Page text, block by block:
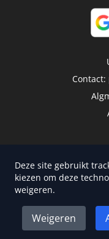
Contact:
Deze site gebruikt
kiezen om deze
weigeren.
Weigeren